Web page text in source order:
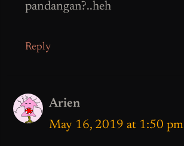
pandangan?..heh
Reply
Arien
May 16, 2019 at 1:50 pm